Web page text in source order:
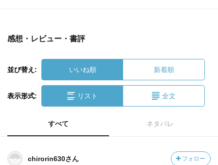
感想・レビュー・書評
並び替え: いいね順 新着順
表示形式: リスト 全文
すべて ネタバレ
chirorin630さん フォロー